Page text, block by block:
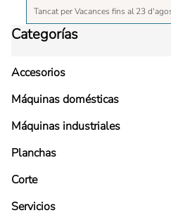
Tancat per Vacances fins al 23
Categorías
Accesorios
Máquinas domésticas
Máquinas industriales
Planchas
Corte
Servicios